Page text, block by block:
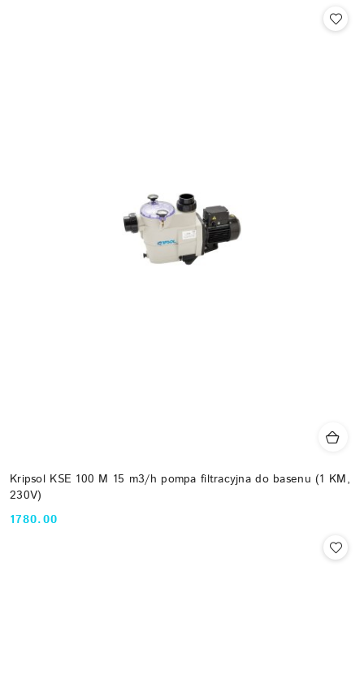
Kripsol KSE 100 M 15 m3/h pompa filtracyjna do basenu (1 KM,
230V)
Cena:
1780.00